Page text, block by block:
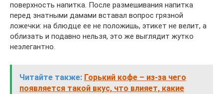
поверхность напитка. После размешивания напитка
перед знатными дамами вставал вопрос грязной
ложечки: на блюдце ее не положишь, этикет не велит, а
облизать и подавно нельзя, это же выглядит жутко
неэлегантно.
Читайте также: Горький кофе – из-за чего
появляется такой вкус, что влияет, какие